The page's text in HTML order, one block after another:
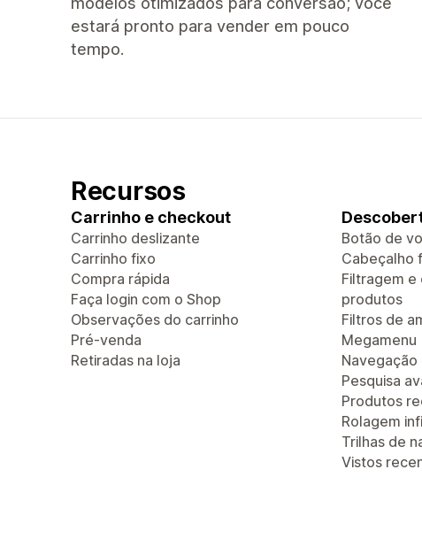
estará pronto para vender em pouco
tempo.
Recursos
Carrinho e checkout
Carrinho deslizante
Carrinho fixo
Compra rápida
Faça login com o Shop
Observações do carrinho
Pré-venda
Retiradas na loja
Botão de
Cabeçalho
Filtragem e
produtos
Filtros de
Megamenu
Navegação
Pesquisa
Produtos
Rolagem
Trilhas de
Vistos